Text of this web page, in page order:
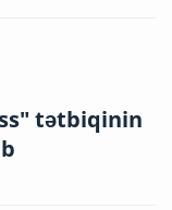
tətbiqinin